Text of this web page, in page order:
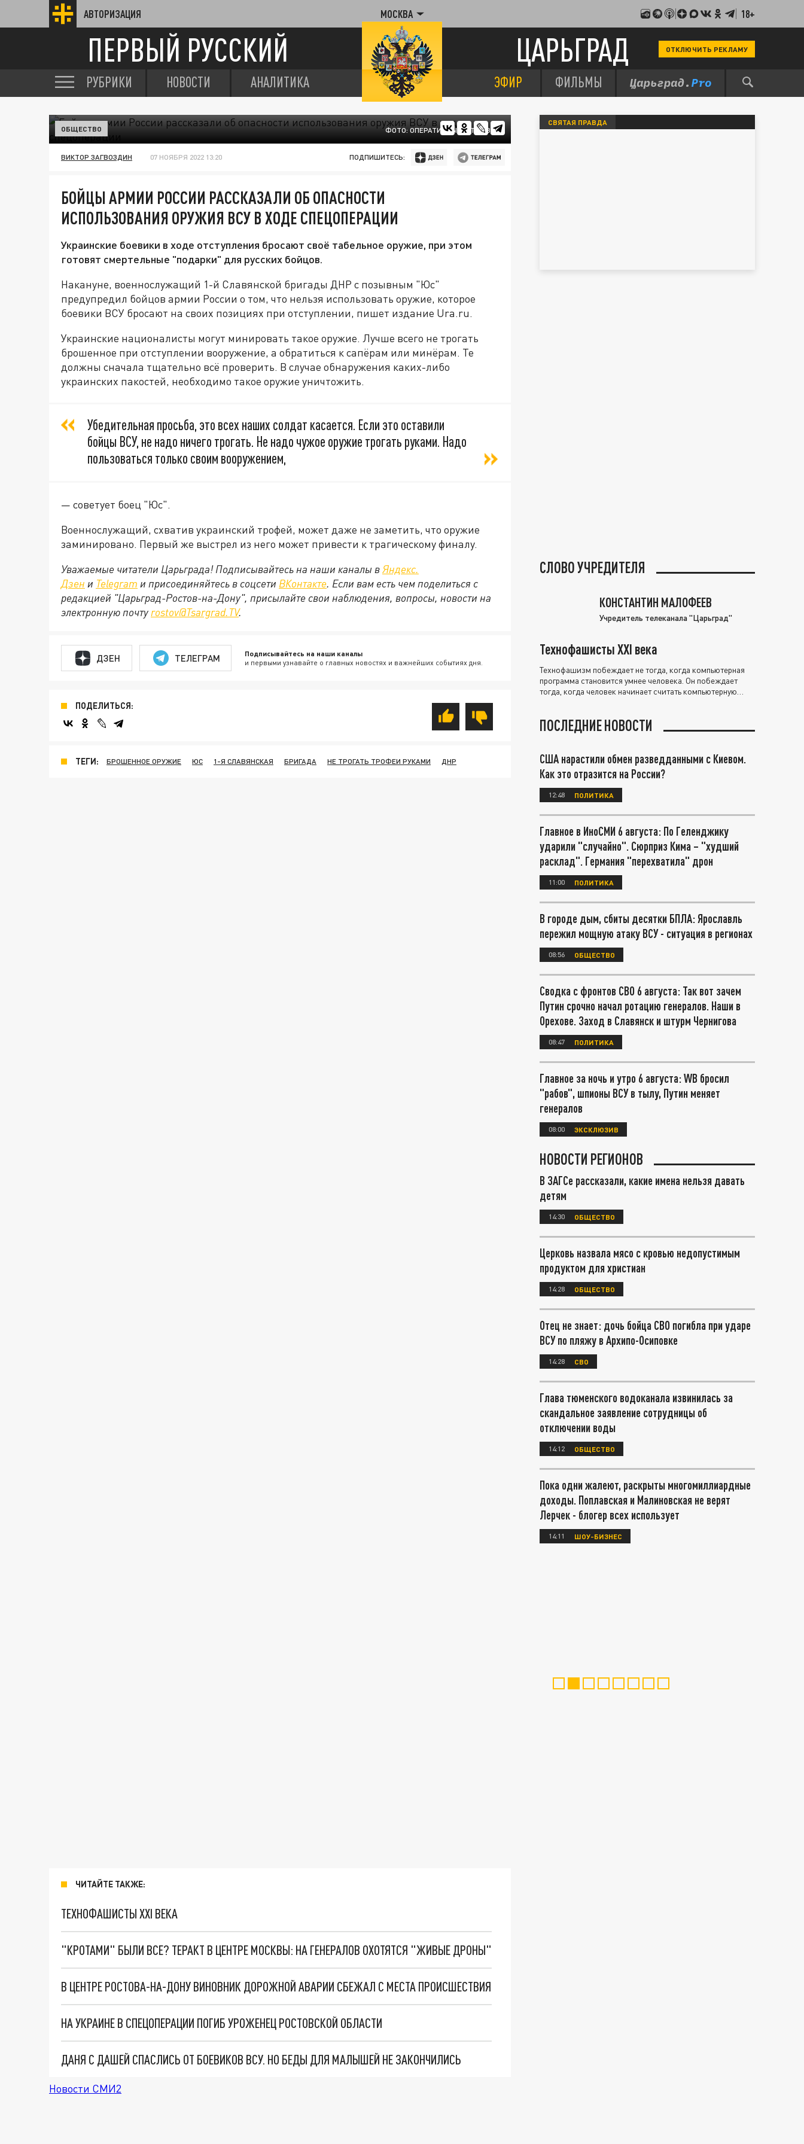
АВТОРИЗАЦИЯ МОСКВА 18+
ПЕРВЫЙ РУССКИЙ ЦАРЬГРАД ОТКЛЮЧИТЬ РЕКЛАМУ
РУБРИКИ НОВОСТИ АНАЛИТИКА ЭФИР ФИЛЬМЫ
ФОТО: ОПЕРАТИВНЫЙ ШТАБ ВСУ
ОБЩЕСТВО
ВИКТОР ЗАГВОЗДИН 07 НОЯБРЯ 2022 13:20 ПОДПИШИТЕСЬ:
БОЙЦЫ АРМИИ РОССИИ РАССКАЗАЛИ ОБ ОПАСНОСТИ
ИСПОЛЬЗОВАНИЯ ОРУЖИЯ ВСУ В ХОДЕ СПЕЦОПЕРАЦИИ
Украинские боевики в ходе отступления бросают своё табельное оружие, при этом
готовят смертельные "подарки" для русских бойцов.
Накануне, военнослужащий 1-й Славянской бригады ДНР с позывным "Юс"
предупредил бойцов армии России о том, что нельзя использовать оружие, которое
боевики ВСУ бросают на своих позициях при отступлении, пишет издание Ura.ru.
Украинские националисты могут минировать такое оружие. Лучше всего не трогать
брошенное при отступлении вооружение, а обратиться к сапёрам или минёрам. Те
должны сначала тщательно всё проверить. В случае обнаружения каких-либо
украинских пакостей, необходимо такое оружие уничтожить.
Убедительная просьба, это всех наших солдат касается. Если это оставили
бойцы ВСУ, не надо ничего трогать. Не надо чужое оружие трогать руками. Надо
пользоваться только своим вооружением,
— советует боец "Юс".
Военнослужащий, схватив украинский трофей, может даже не заметить, что оружие
заминировано. Первый же выстрел из него может привести к трагическому финалу.
Уважаемые читатели Царьграда! Подписывайтесь на наши каналы вЯндекс.
Дзен и Telegram и присоединяйтесь в соцсети ВКонтакте. Если вам есть чем поделиться с
редакцией "Царьград-Ростов-на-Дону", присылайте свои наблюдения, вопросы, новости на
электронную почту rostov@Tsargrad.ТV.
ДЗЕН ТЕЛЕГРАМ Подписывайтесь на наши каналы
и первыми узнавайте о главных новостях и важнейших событиях дня.
ПОДЕЛИТЬСЯ:
ТЕГИ: БРОШЕННОЕ ОРУЖИЕ ЮС 1-Я СЛАВЯНСКАЯ БРИГАДА НЕ ТРОГАТЬ ТРОФЕИ РУКАМИ ДНР
ЧИТАЙТЕ ТАКЖЕ:
ТЕХНОФАШИСТЫ XXI ВЕКА
"КРОТАМИ" БЫЛИ ВСЕ? ТЕРАКТ В ЦЕНТРЕ МОСКВЫ: НА ГЕНЕРАЛОВ ОХОТЯТСЯ "ЖИВЫЕ ДРОНЫ"
В ЦЕНТРЕ РОСТОВА-НА-ДОНУ ВИНОВНИК ДОРОЖНОЙ АВАРИИ СБЕЖАЛ С МЕСТА ПРОИСШЕСТВИЯ
НА УКРАИНЕ В СПЕЦОПЕРАЦИИ ПОГИБ УРОЖЕНЕЦ РОСТОВСКОЙ ОБЛАСТИ
ДАНЯ С ДАШЕЙ СПАСЛИСЬ ОТ БОЕВИКОВ ВСУ. НО БЕДЫ ДЛЯ МАЛЫШЕЙ НЕ ЗАКОНЧИЛИСЬ
Новости СМИ2
СВЯТАЯ ПРАВДА
СЛОВО УЧРЕДИТЕЛЯ
КОНСТАНТИН МАЛОФЕЕВ
Учредитель телеканала "Царьград"
Технофашисты XXI века
Технофашизм побеждает не тогда, когда компьютерная
программа становится умнее человека. Он побеждает
тогда, когда человек начинает считать компьютерную
ПОСЛЕДНИЕ НОВОСТИ
США нарастили обмен разведданными с Киевом.
Как это отразится на России?
12:48 ПОЛИТИКА
Главное в ИноСМИ 6 августа: По Геленджику
ударили "случайно". Сюрприз Кима – "худший
расклад". Германия "перехватила" дрон
11:00 ПОЛИТИКА
В городе дым, сбиты десятки БПЛА: Ярославль
пережил мощную атаку ВСУ - ситуация в регионах
08:56 ОБЩЕСТВО
Сводка с фронтов СВО 6 августа: Так вот зачем
Путин срочно начал ротацию генералов. Наши в
Орехове. Заход в Славянск и штурм Чернигова
08:47 ПОЛИТИКА
Главное за ночь и утро 6 августа: WB бросил
"рабов", шпионы ВСУ в тылу, Путин меняет
генералов
08:00 ЭКСКЛЮЗИВ
НОВОСТИ РЕГИОНОВ
В ЗАГСе рассказали, какие имена нельзя давать
детям
14:30 ОБЩЕСТВО
Церковь назвала мясо с кровью недопустимым
продуктом для христиан
14:28 ОБЩЕСТВО
Отец не знает: дочь бойца СВО погибла при ударе
ВСУ по пляжу в Архипо-Осиповке
14:28 СВО
Глава тюменского водоканала извинилась за
скандальное заявление сотрудницы об
отключении воды
14:12 ОБЩЕСТВО
Пока одни жалеют, раскрыты многомиллиардные
доходы. Поплавская и Малиновская не верят
Лерчек - блогер всех использует
14:11 ШОУ-БИЗНЕС